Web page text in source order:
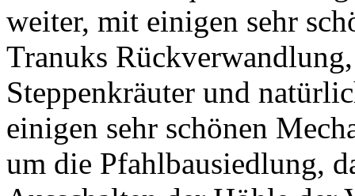
weiter, mit einigen sehr
Tranuks
Steppenkräuter und
einigen sehr schönen
um die Pfahlbausiedlung,